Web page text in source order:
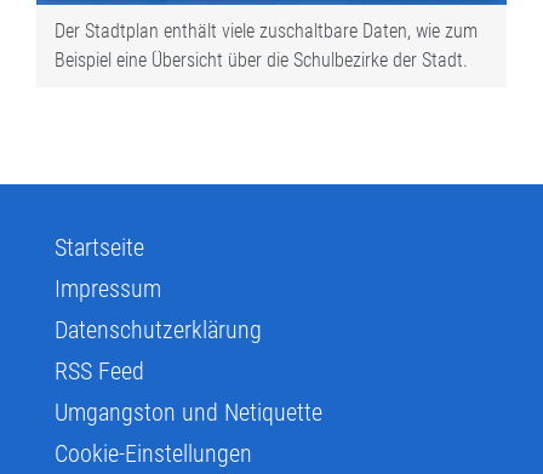
Der Stadtplan enthält viele zuschaltbare Daten, wie zum
Beispiel eine Übersicht über die Schulbezirke der Stadt.
Startseite
Impressum
Datenschutzerklärung
RSS Feed
Umgangston und Netiquette
Cookie-Einstellungen